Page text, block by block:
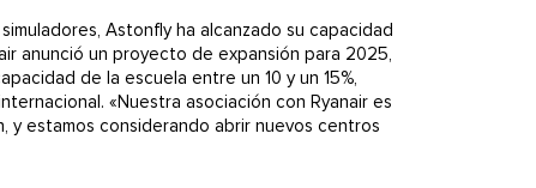
Astonfly ha alcanzado su capacidad
anunció un proyecto de expansión para 2025,
de la escuela entre un 10 y un 15%,
«Nuestra asociación con Ryanair es
y estamos considerando abrir nuevos centros